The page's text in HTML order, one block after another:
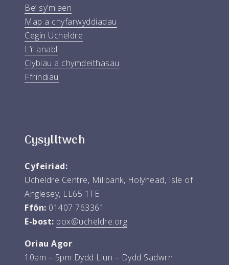
Be’ sy’mlaen
Map a chyfarwyddiadau
Cegin Ucheldre
L’r anabl
Clybiau a chymdeithasau
Ffrindiau
Cysylltwch
Cyfeiriad:
Ucheldre Centre, Millbank, Holyhead, Isle of
Anglesey, LL65 1TE
Ffôn: 01407 763361
E-bost: box@ucheldre.org
Oriau Agor:
10am – 5pm Dydd Llun – Dydd Sadwrn